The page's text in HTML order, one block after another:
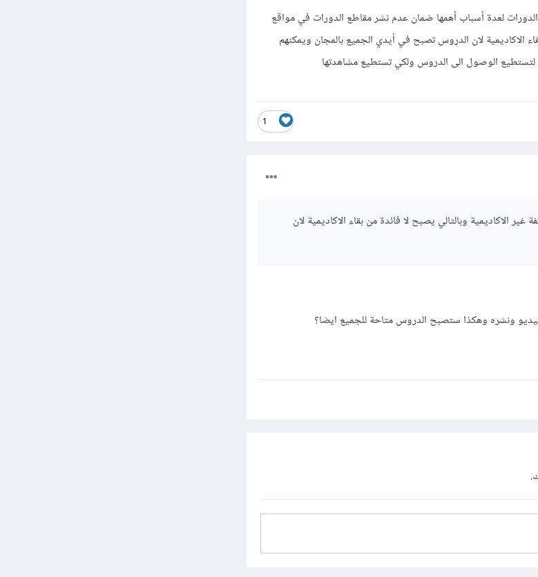
لعدة أسباب أهمها ضمان عدم نشر مقاطع الدورات في مواقع
الاكاديمية لان الدروس تصبح في أيدي الجميع بالمجان ويمكنهم
الوصول الى الدروس ولكي تستطيع مشاهدتها
1
الاكاديمية وبالتالي يصبح لا فائدة من بقاء الاكاديمية لان
ونشره وهكذا ستصبح الدروس متاحة للجميع ايضا؟